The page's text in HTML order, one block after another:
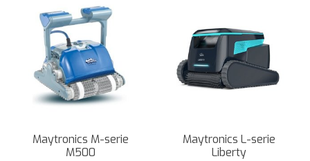
Maytronics M-serie
M500
Maytronics L-serie
Liberty